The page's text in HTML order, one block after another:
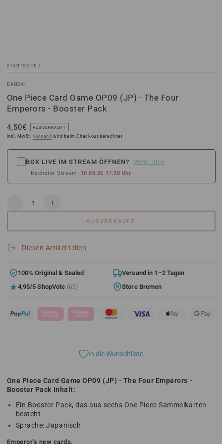
STARTSEITE /
BANDAI
One Piece Card Game OP09 (JP) - The Four
Emperors - Booster Pack
Regulärer
Preis
4,50€
AUSVERKAUFT
inkl. MwSt.Versand wird beim Checkout berechnet
BOX LIVE IM STREAM ÖFFNEN?
Mehr Infos
Nächster Stream: 10.08.26 17:30 Uhr
Verringere
One
Game
(JP)
The
Four
Erhöhe
One
Game
OP09
(JP)
The
Four
AUSVERKAUFT
Diesen Artikel teilen
100% Original & Sealed
Versand in 1–2 Tagen
4,95/5 ShopVote (65) Store Bremen
In die Wunschliste
One Piece Card Game OP09 (JP) - The Four Emperors -
Booster Pack Inhalt:
Ein Booster Pack, das aus sechs One Piece Sammelkarten
besteht
Sprache: Japanisch
Emperor's new cards.